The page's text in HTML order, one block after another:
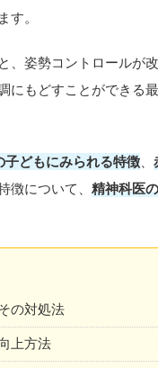
す。
姿勢コントロールが
にもどすことができる
どもにみられる特徴
徴について、 精神科医
の対処法
上方法